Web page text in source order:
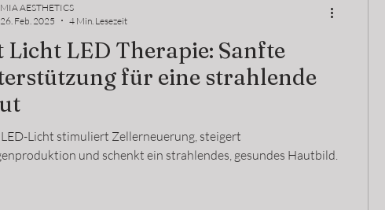
Licht LED Therapie: Sanfte
für eine strahlende
LED-Licht stimuliert Zellerneuerung, steigert
und schenkt ein strahlendes, gesundes Hautbild.
MIA AESTHETICS
26. Feb. 2025
4 Min. Lesezeit